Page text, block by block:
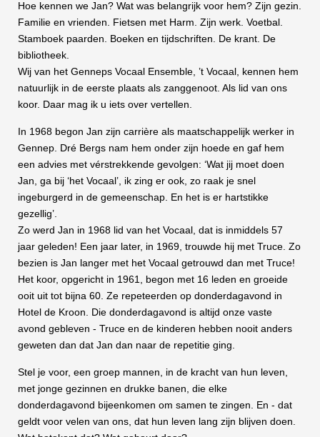
Hoe kennen we Jan? Wat was belangrijk voor hem? Zijn gezin.
Familie en vrienden. Fietsen met Harm. Zijn werk. Voetbal.
Stamboek paarden. Boeken en tijdschriften. De krant. De
bibliotheek.
Wij van het Genneps Vocaal Ensemble, ’t Vocaal, kennen hem
natuurlijk in de eerste plaats als zanggenoot. Als lid van ons
koor. Daar mag ik u iets over vertellen.
In 1968 begon Jan zijn carrière als maatschappelijk werker in
Gennep. Dré Bergs nam hem onder zijn hoede en gaf hem
een advies met vérstrekkende gevolgen: ‘Wat jij moet doen
Jan, ga bij ‘het Vocaal’, ik zing er ook, zo raak je snel
ingeburgerd in de gemeenschap. En het is er hartstikke
gezellig’.
Zo werd Jan in 1968 lid van het Vocaal, dat is inmiddels 57
jaar geleden! Een jaar later, in 1969, trouwde hij met Truce. Zo
bezien is Jan langer met het Vocaal getrouwd dan met Truce!
Het koor, opgericht in 1961, begon met 16 leden en groeide
ooit uit tot bijna 60. Ze repeteerden op donderdagavond in
Hotel de Kroon. Die donderdagavond is altijd onze vaste
avond gebleven - Truce en de kinderen hebben nooit anders
geweten dan dat Jan dan naar de repetitie ging.
Stel je voor, een groep mannen, in de kracht van hun leven,
met jonge gezinnen en drukke banen, die elke
donderdagavond bijeenkomen om samen te zingen. En - dat
geldt voor velen van ons, dat hun leven lang zijn blijven doen.